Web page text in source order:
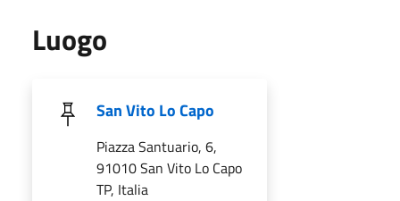
Luogo
San Vito Lo Capo
Piazza Santuario, 6,
91010 San Vito Lo Capo
TP, Italia